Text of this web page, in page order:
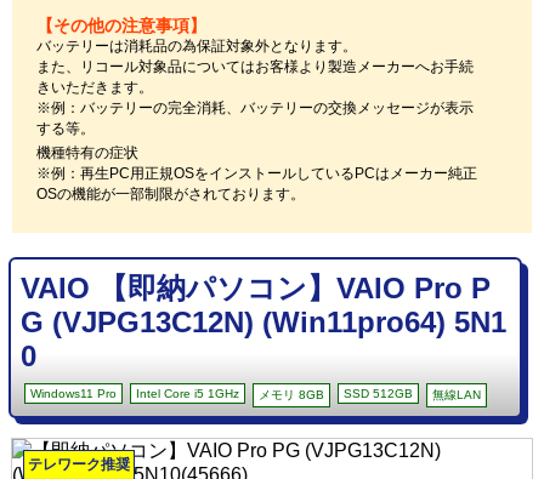
【その他の注意事項】
バッテリーは消耗品の為保証対象外となります。
また、リコール対象品についてはお客様より製造メーカーへお手続
きいただきます。
※例：バッテリーの完全消耗、バッテリーの交換メッセージが表示
する等。
機種特有の症状
※例：再生PC用正規OSをインストールしているPCはメーカー純正
OSの機能が一部制限がされております。
VAIO 【即納パソコン】VAIO Pro P
G (VJPG13C12N) (Win11pro64) 5N1
0
Windows11 Pro Intel Core i5 1GHz メモリ 8GB SSD 512GB 無線LAN
テレワーク推奨